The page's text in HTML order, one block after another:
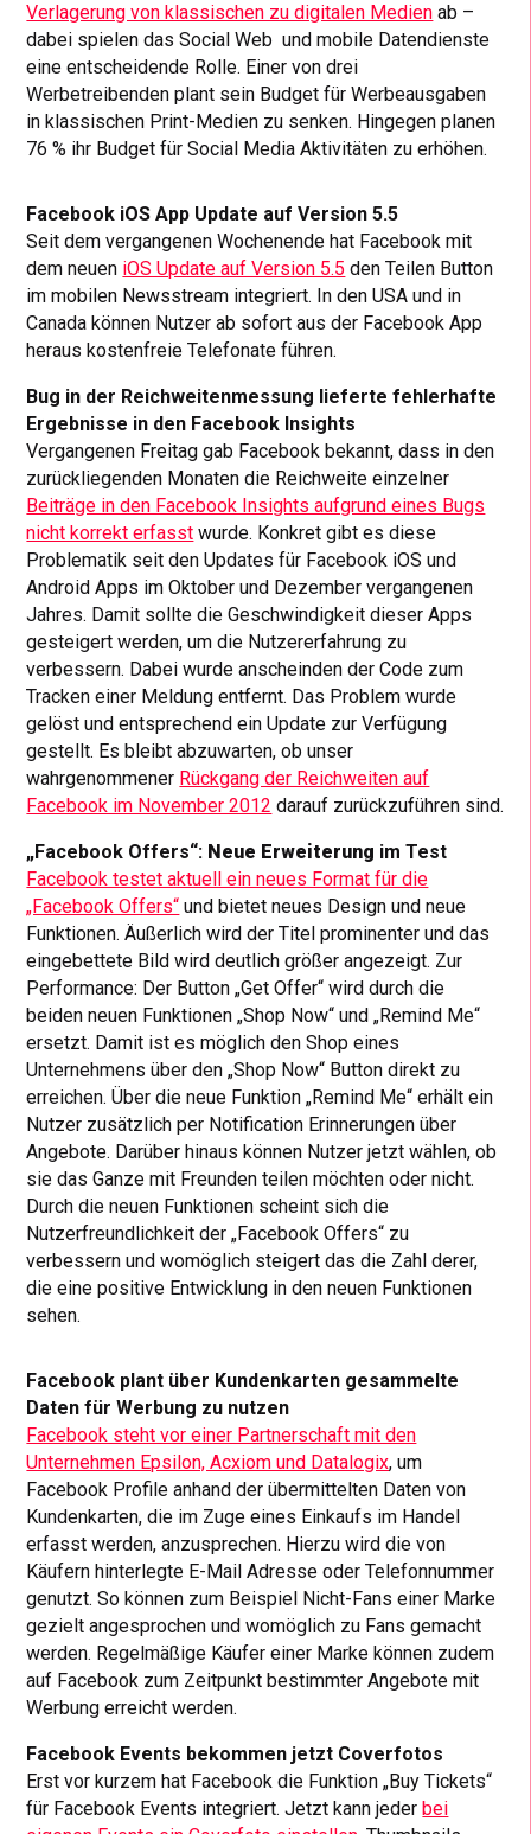
Verlagerung von klassischen zu digitalen Medien ab –
dabei spielen das Social Web und mobile Datendienste
eine entscheidende Rolle. Einer von drei
Werbetreibenden plant sein Budget für Werbeausgaben
in klassischen Print-Medien zu senken. Hingegen planen
76 % ihr Budget für Social Media Aktivitäten zu erhöhen.
Facebook iOS App Update auf Version 5.5
Seit dem vergangenen Wochenende hat Facebook mit
dem neuen iOS Update auf Version 5.5 den Teilen Button
im mobilen Newsstream integriert. In den USA und in
Canada können Nutzer ab sofort aus der Facebook App
heraus kostenfreie Telefonate führen.
Bug in der Reichweitenmessung lieferte fehlerhafte
Ergebnisse in den Facebook Insights
Vergangenen Freitag gab Facebook bekannt, dass in den
zurückliegenden Monaten die Reichweite einzelner
Beiträge in den Facebook Insights aufgrund eines Bugs
nicht korrekt erfasst wurde. Konkret gibt es diese
Problematik seit den Updates für Facebook iOS und
Android Apps im Oktober und Dezember vergangenen
Jahres. Damit sollte die Geschwindigkeit dieser Apps
gesteigert werden, um die Nutzererfahrung zu
verbessern. Dabei wurde anscheinden der Code zum
Tracken einer Meldung entfernt. Das Problem wurde
gelöst und entsprechend ein Update zur Verfügung
gestellt. Es bleibt abzuwarten, ob unser
wahrgenommener Rückgang der Reichweiten auf
Facebook im November 2012 darauf zurückzuführen sind.
„Facebook Offers“: Neue Erweiterung im Test
Facebook testet aktuell ein neues Format für die
„Facebook Offers“ und bietet neues Design und neue
Funktionen. Äußerlich wird der Titel prominenter und das
eingebettete Bild wird deutlich größer angezeigt. Zur
Performance: Der Button „Get Offer“ wird durch die
beiden neuen Funktionen „Shop Now“ und „Remind Me“
ersetzt. Damit ist es möglich den Shop eines
Unternehmens über den „Shop Now“ Button direkt zu
erreichen. Über die neue Funktion „Remind Me“ erhält ein
Nutzer zusätzlich per Notification Erinnerungen über
Angebote. Darüber hinaus können Nutzer jetzt wählen, ob
sie das Ganze mit Freunden teilen möchten oder nicht.
Durch die neuen Funktionen scheint sich die
Nutzerfreundlichkeit der „Facebook Offers“ zu
verbessern und womöglich steigert das die Zahl derer,
die eine positive Entwicklung in den neuen Funktionen
sehen.
Facebook plant über Kundenkarten gesammelte
Daten für Werbung zu nutzen
Facebook steht vor einer Partnerschaft mit den
Unternehmen Epsilon, Acxiom und Datalogix, um
Facebook Profile anhand der übermittelten Daten von
Kundenkarten, die im Zuge eines Einkaufs im Handel
erfasst werden, anzusprechen. Hierzu wird die von
Käufern hinterlegte E-Mail Adresse oder Telefonnummer
genutzt. So können zum Beispiel Nicht-Fans einer Marke
gezielt angesprochen und womöglich zu Fans gemacht
werden. Regelmäßige Käufer einer Marke können zudem
auf Facebook zum Zeitpunkt bestimmter Angebote mit
Werbung erreicht werden.
Facebook Events bekommen jetzt Coverfotos
Erst vor kurzem hat Facebook die Funktion „Buy Tickets“
für Facebook Events integriert. Jetzt kann jeder bei